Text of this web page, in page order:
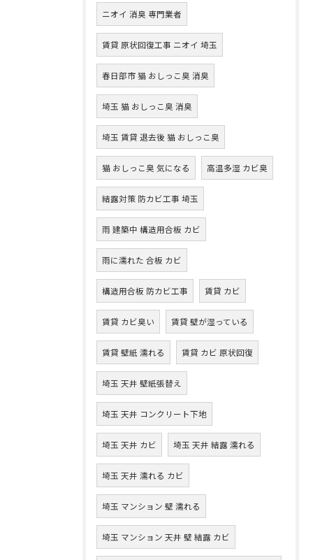
ニオイ 消臭 専門業者
賃貸 原状回復工事 ニオイ 埼玉
春日部市 猫 おしっこ臭 消臭
埼玉 猫 おしっこ臭 消臭
埼玉 賃貸 退去後 猫 おしっこ臭
猫 おしっこ臭 気になる 高温多湿 カビ臭
結露対策 防カビ工事 埼玉
雨 建築中 構造用合板 カビ
雨に濡れた 合板 カビ
構造用合板 防カビ工事 賃貸 カビ
賃貸 カビ臭い 賃貸 壁が湿っている
賃貸 壁紙 濡れる 賃貸 カビ 原状回復
埼玉 天井 壁紙張替え
埼玉 天井 コンクリート下地
埼玉 天井 カビ 埼玉 天井 結露 濡れる
埼玉 天井 濡れる カビ
埼玉 マンション 壁 濡れる
埼玉 マンション 天井 壁 結露 カビ